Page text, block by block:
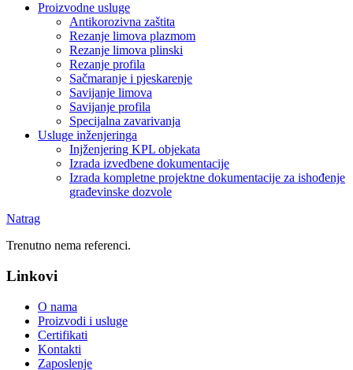
Proizvodne usluge
Antikorozivna zaštita
Rezanje limova plazmom
Rezanje limova plinski
Rezanje profila
Sačmaranje i pjeskarenje
Savijanje limova
Savijanje profila
Specijalna zavarivanja
Usluge inženjeringa
Injženjering KPL objekata
Izrada izvedbene dokumentacije
Izrada kompletne projektne dokumentacije za ishođenje
građevinske dozvole
Natrag
Trenutno nema referenci.
Linkovi
O nama
Proizvodi i usluge
Certifikati
Kontakti
Zaposlenje